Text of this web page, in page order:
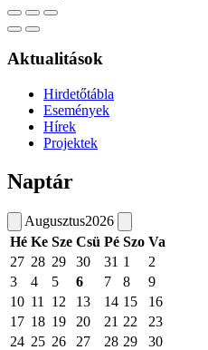
Aktualitások
Hirdetőtábla
Események
Hírek
Projektek
Naptár
Augusztus2026
Hé Ke Sze Csü Pé Szo Va
27 28 29 30 31 1
2
3
4 5 6 7 8
9
10 11 12 13 14 15
16
17 18 19 20 21 22
23
24 25 26 27 28 29
30